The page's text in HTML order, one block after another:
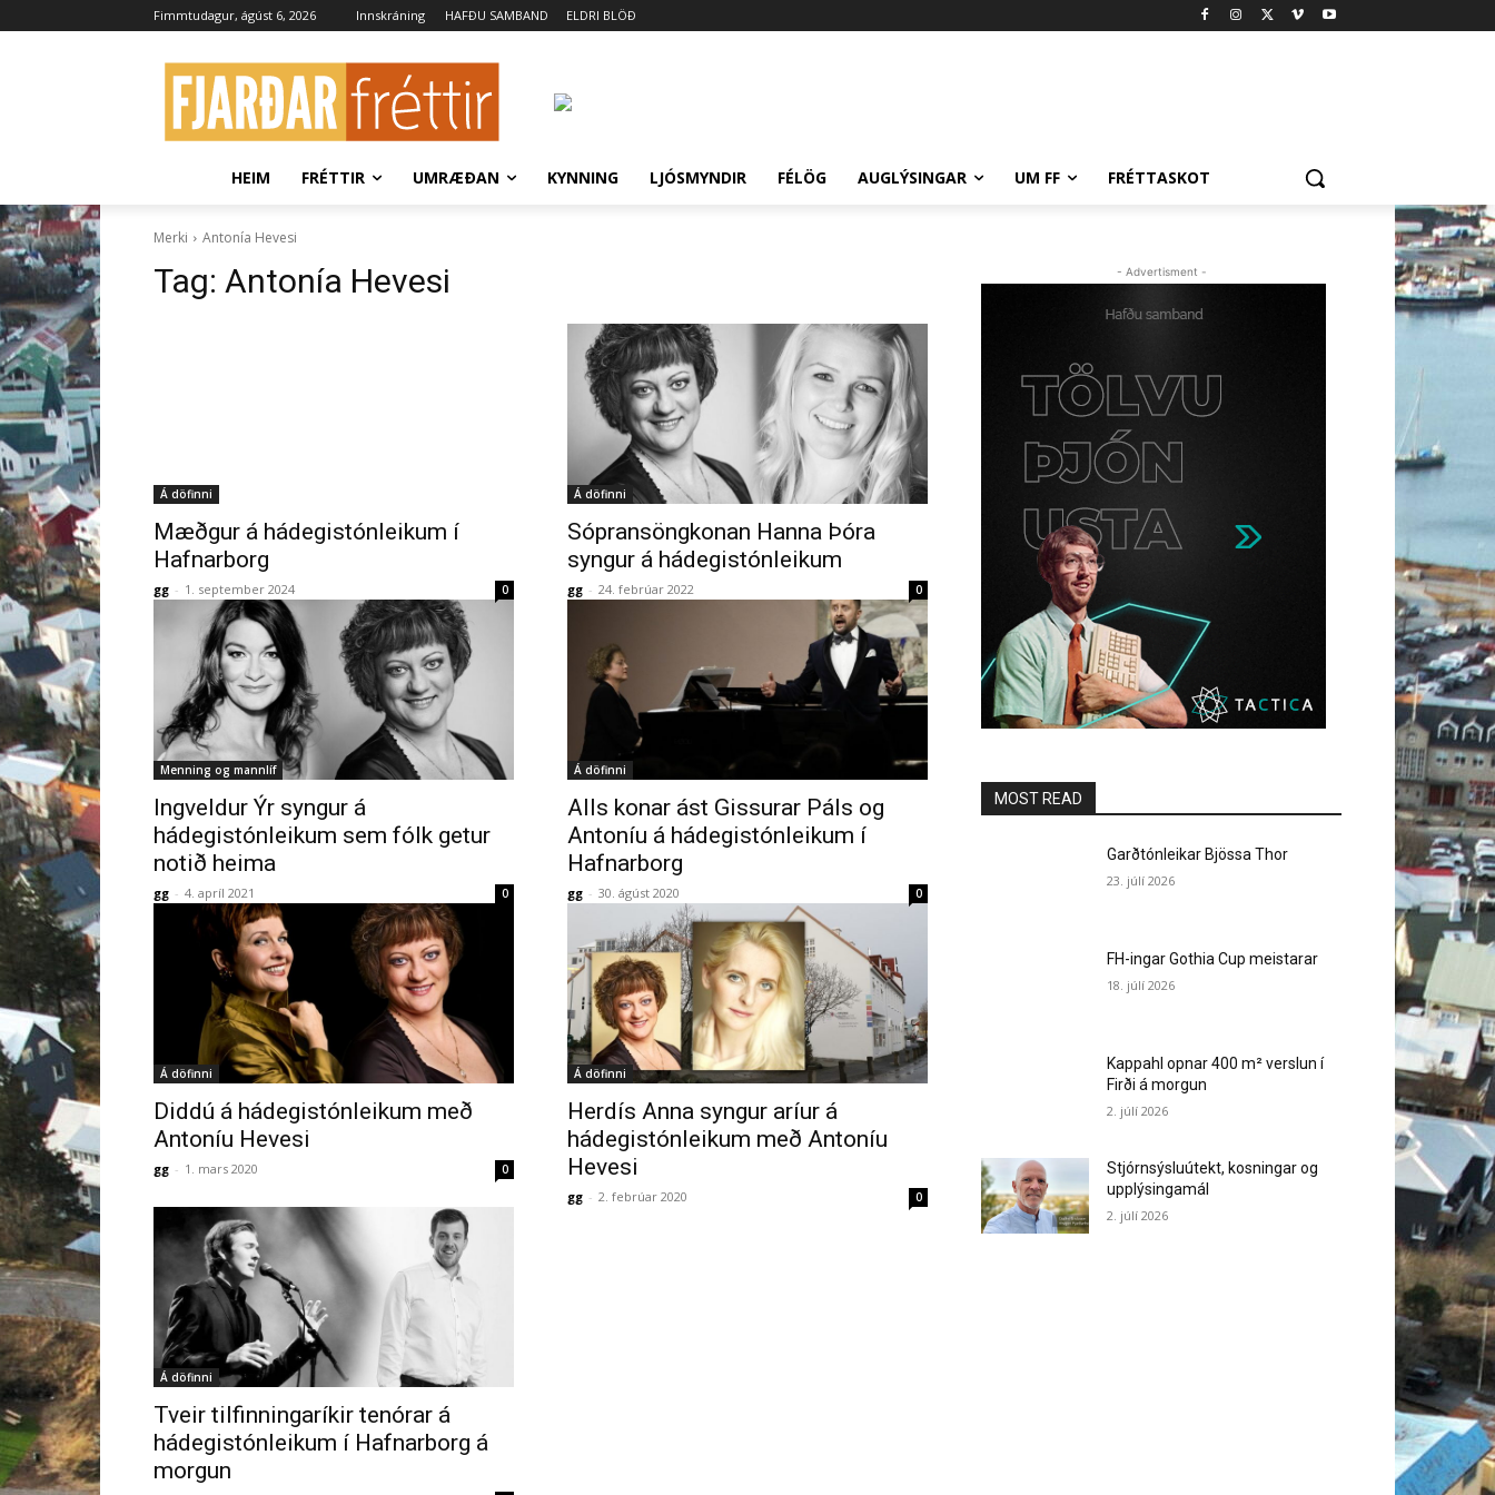
Fimmtudagur, ágúst 6, 2026 Innskráning HAFÐU SAMBAND ELDRI BLÖÐ
HEIM FRÉTTIR UMRÆÐAN KYNNING LJÓSMYNDIR FÉLÖG AUGLÝSINGAR UM FF FRÉTTASKOT
Merki Antonía Hevesi
Tag: Antonía Hevesi
Á döfinni
Mæðgur á hádegistónleikum í
Hafnarborg
gg - 1. september 2024 0
Á döfinni
Sópransöngkonan Hanna Þóra
syngur á hádegistónleikum
gg - 24. febrúar 2022 0
Menning og mannlíf
Ingveldur Ýr syngur á
hádegistónleikum sem fólk getur
notið heima
gg - 4. apríl 2021 0
Á döfinni
Alls konar ást Gissurar Páls og
Antoníu á hádegistónleikum í
Hafnarborg
gg - 30. ágúst 2020 0
Á döfinni
Diddú á hádegistónleikum með
Antoníu Hevesi
gg - 1. mars 2020 0
Á döfinni
Herdís Anna syngur aríur á
hádegistónleikum með Antoníu
Hevesi
gg - 2. febrúar 2020 0
Á döfinni
Tveir tilfinningaríkir tenórar á
hádegistónleikum í Hafnarborg á
morgun
- Advertisment -
MOST READ
Garðtónleikar Bjössa Thor
23. júlí 2026
FH-ingar Gothia Cup meistarar
18. júlí 2026
Kappahl opnar 400 m² verslun í
Firði á morgun
2. júlí 2026
Stjórnsýsluútekt, kosningar og
upplýsingamál
2. júlí 2026